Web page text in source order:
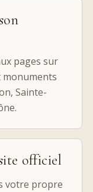
pages sur
monuments
Sainte-
officiel
votre propre